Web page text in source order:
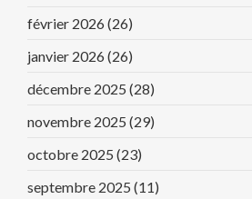
février 2026 (26)
janvier 2026 (26)
décembre 2025 (28)
novembre 2025 (29)
octobre 2025 (23)
septembre 2025 (11)